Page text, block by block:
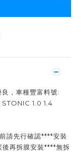
，車種豐富料號:
1.0 1.4
請先行確認****安裝
後再拆膜安裝****無拆